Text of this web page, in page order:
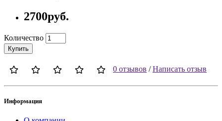
2700руб.
Количество
Купить
0 отзывов /Написать отзыв
Информация